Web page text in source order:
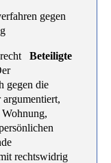
gegen
Beteiligte
gegen die
rechtswidrig